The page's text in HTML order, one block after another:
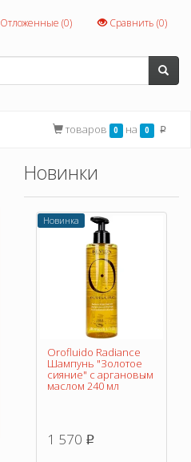
Отложенные (0) Сравнить (0)
товаров 0 на 0 p
Новинки
Новинка
Orofluido Radiance
Шампунь "Золотое
сияние" с аргановым
маслом 240 мл
1 570 p